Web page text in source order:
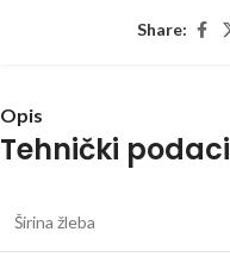
Share:
Opis
Tehnički podaci
Širina žleba